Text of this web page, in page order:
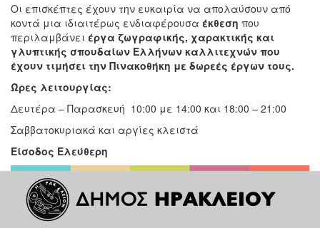
Οι επισκέπτες έχουν την ευκαιρία να απολαύσουν από
κοντά μια ιδιαιτέρως ενδιαφέρουσα έκθεση που
περιλαμβάνει έργα ζωγραφικής, χαρακτικής και
γλυπτικής σπουδαίων Ελλήνων καλλιτεχνών που
έχουν τιμήσει την Πινακοθήκη με δωρεές έργων τους.
Ώρες λειτουργίας:
Δευτέρα – Παρασκευή 10:00 με 14:00 και 18:00 – 21:00
Σαββατοκυριακά και αργίες κλειστά
Είσοδος Ελεύθερη